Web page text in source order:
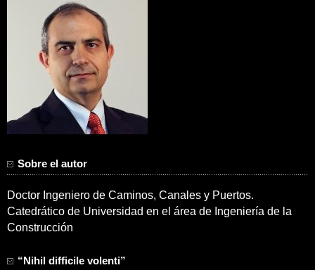
Sobre el autor
Doctor Ingeniero de Caminos, Canales y Puertos.
Catedrático de Universidad en el área de Ingeniería de la
Construcción
“Nihil difficile volenti”